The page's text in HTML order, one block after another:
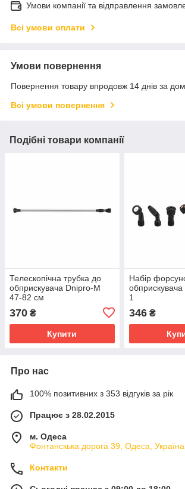
Умови компанії та відправлення
Всі умови оплати
Умови повернення
Повернення товару впродовж 14 днів за
Всі умови повернення
Подібні товари компанії
Телескопічна трубка до
обприскувача Dnipro-M
47-82 см
370 ₴
Купити
Набір
1
346₴
Про нас
100% позитивних з 353 відгуків за рік
Працює з 28.02.2015
м. Одеса
Фонтанскька дорога 39, Одеса, Україна
Контакти